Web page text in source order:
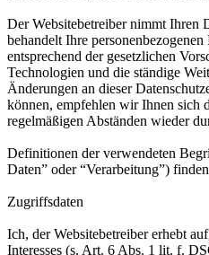
Der Websitebetreiber nimmt Ihren
behandelt Ihre
entsprechend der gesetzlichen
Technologien und die ständige
Änderungen an dieser
können, empfehlen wir Ihnen sich
regelmäßigen Abständen wieder
Definitionen der verwendeten
Daten” oder “Verarbeitung”)
Zugriffsdaten
Ich, der Websitebetreiber erhebt
Interesses (s. Art. 6 Abs. 1 lit. f.